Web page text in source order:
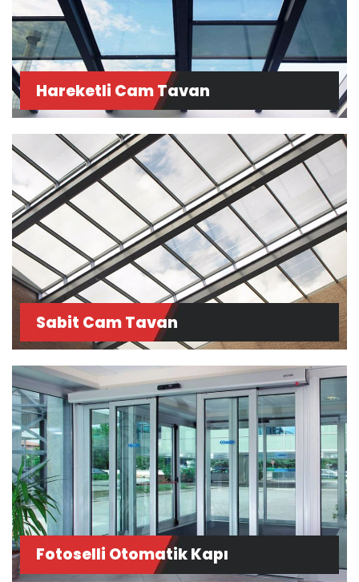
Hareketli Cam Tavan
Sabit Cam Tavan
Fotoselli Otomatik Kapı